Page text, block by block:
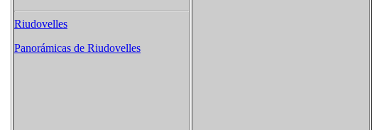
Riudovelles
Panorámicas de Riudovelles